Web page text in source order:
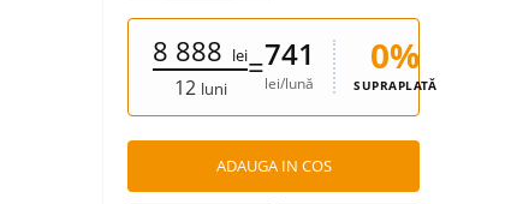
8 888 lei
12 luni
=741
lei/lună
0%
SUPRAPLATĂ
ADAUGA IN COS